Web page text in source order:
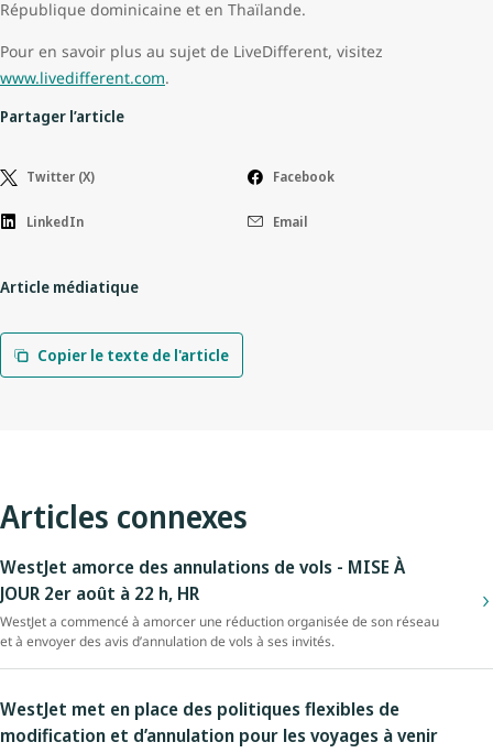
République dominicaine et en Thaïlande.
Pour en savoir plus au sujet de LiveDifferent, visitez
www.livedifferent.com.
Partager l’article
Twitter (X) Facebook
LinkedIn Email
Article médiatique
Copier le texte de l'article
Articles connexes
WestJet amorce des annulations de vols - MISE À
JOUR 2er août à 22 h, HR
WestJet a commencé à amorcer une réduction organisée de son réseau
et à envoyer des avis d’annulation de vols à ses invités.
WestJet met en place des politiques flexibles de
modification et d’annulation pour les voyages à venir